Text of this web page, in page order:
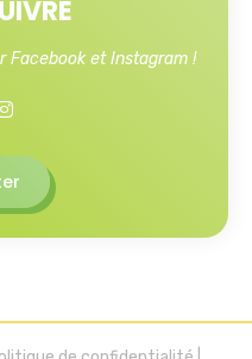
Facebook et Instagram !